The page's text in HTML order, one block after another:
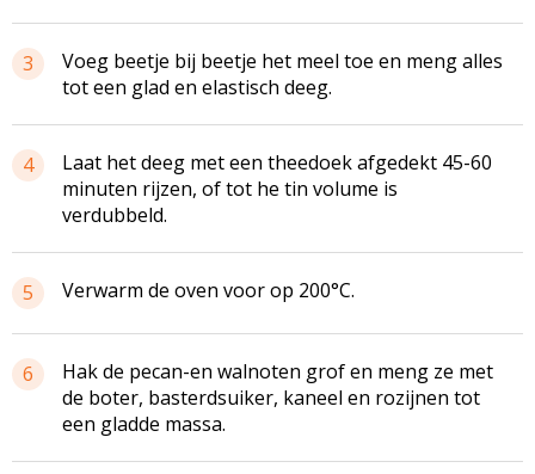
3
Voeg beetje bij beetje het meel toe en meng alles
tot een glad en elastisch deeg.
4
Laat het deeg met een theedoek afgedekt 45-60
minuten rijzen, of tot he tin volume is
verdubbeld.
5 Verwarm de oven voor op 200°C.
6 Hak de pecan-en walnoten grof en meng ze met
de boter, basterdsuiker, kaneel en rozijnen tot
een gladde massa.